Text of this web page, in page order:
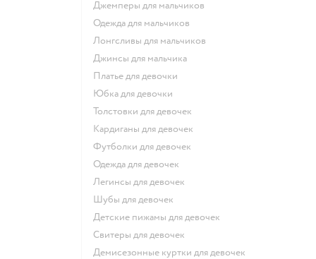
Джемперы для мальчиков
Одежда для мальчиков
Лонгсливы для мальчиков
Джинсы для мальчика
Платье для девочки
Юбка для девочки
Толстовки для девочек
Кардиганы для девочек
Футболки для девочек
Одежда для девочек
Легинсы для девочек
Шубы для девочек
Детские пижамы для девочек
Свитеры для девочек
Демисезонные куртки для девочек